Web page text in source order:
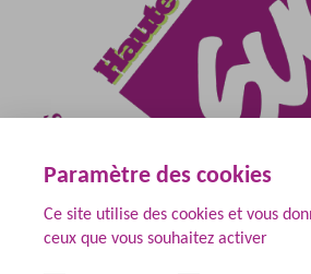
Paramètre des cookies
Ce site utilise des cookies et vous
ceux que vous souhaitez activer